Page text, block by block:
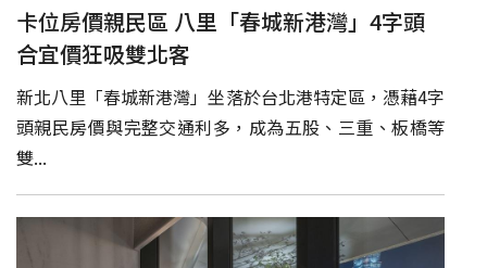
卡位房價親民區 八里「春城新港灣」4字頭
合宜價狂吸雙北客
新北八里「春城新港灣」坐落於台北港特定區，憑藉4字
頭親民房價與完整交通利多，成為五股、三重、板橋等
雙...